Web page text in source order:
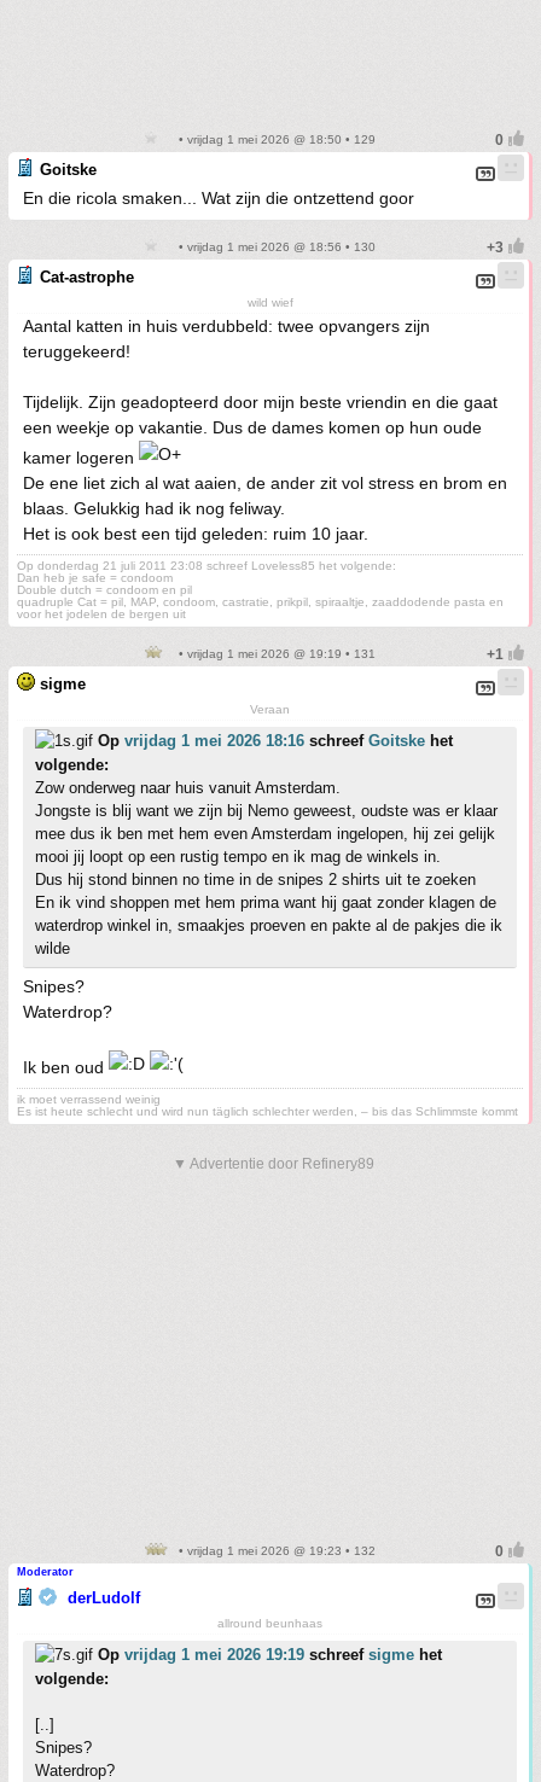
• vrijdag 1 mei 2026 @ 18:50 • 129
Goitske
En die ricola smaken... Wat zijn die ontzettend goor
• vrijdag 1 mei 2026 @ 18:56 • 130
Cat-astrophe
wild wief
Aantal katten in huis verdubbeld: twee opvangers zijn
teruggekeerd!
Tijdelijk. Zijn geadopteerd door mijn beste vriendin en die gaat
een weekje op vakantie. Dus de dames komen op hun oude
kamer logeren
De ene liet zich al wat aaien, de ander zit vol stress en brom en
blaas. Gelukkig had ik nog feliway.
Het is ook best een tijd geleden: ruim 10 jaar.
Op donderdag 21 juli 2011 23:08 schreef Loveless85 het volgende:
Dan heb je safe = condoom
Double dutch = condoom en pil
quadruple Cat = pil, MAP, condoom, castratie, prikpil, spiraaltje, zaaddodende pasta en
voor het jodelen de bergen uit
• vrijdag 1 mei 2026 @ 19:19 • 131
sigme
Veraan
Op vrijdag 1 mei 2026 18:16 schreef Goitske het
volgende:
Zow onderweg naar huis vanuit Amsterdam.
Jongste is blij want we zijn bij Nemo geweest, oudste was er klaar
mee dus ik ben met hem even Amsterdam ingelopen, hij zei gelijk
mooi jij loopt op een rustig tempo en ik mag de winkels in.
Dus hij stond binnen no time in de snipes 2 shirts uit te zoeken
En ik vind shoppen met hem prima want hij gaat zonder klagen de
waterdrop winkel in, smaakjes proeven en pakte al de pakjes die ik
wilde
Snipes?
Waterdrop?
Ik ben oud
ik moet verrassend weinig
Es ist heute schlecht und wird nun täglich schlechter werden, – bis das Schlimmste kommt
▼ Advertentie door Refinery89
• vrijdag 1 mei 2026 @ 19:23 • 132
Moderator
derLudolf
allround beunhaas
Op vrijdag 1 mei 2026 19:19 schreef sigme het
volgende:
[..]
Snipes?
Waterdrop?